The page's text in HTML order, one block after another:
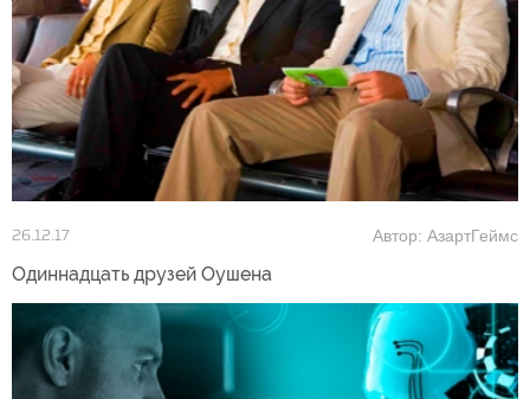
26.12.17 Автор: АзартГеймс
Одиннадцать друзей Оушена